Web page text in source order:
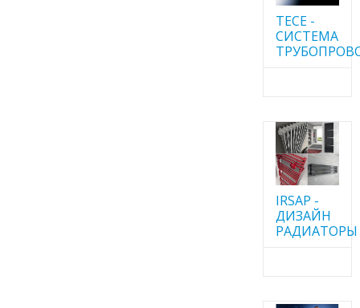
TECE -
CИСТЕМА
IRSAP -
ДИЗАЙН
РАДИАТОРЫ